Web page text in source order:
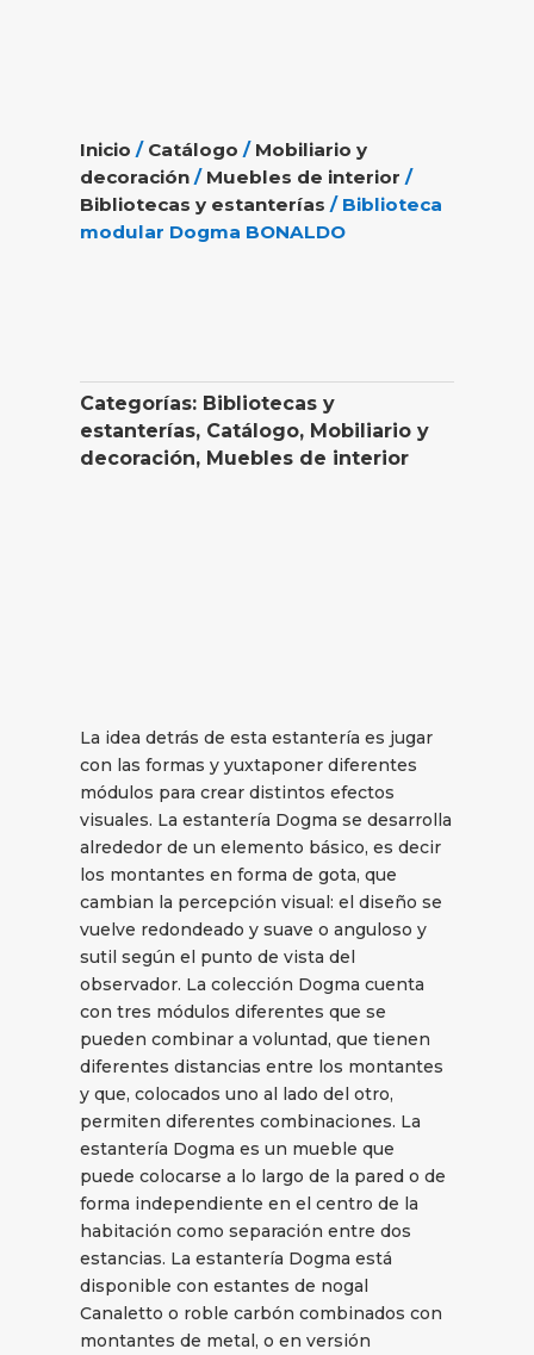
Inicio / Catálogo / Mobiliario y
decoración / Muebles de interior /
Bibliotecas y estanterías / Biblioteca
modular Dogma BONALDO
Categorías: Bibliotecas y
estanterías, Catálogo, Mobiliario y
decoración, Muebles de interior
La idea detrás de esta estantería es jugar
con las formas y yuxtaponer diferentes
módulos para crear distintos efectos
visuales. La estantería Dogma se desarrolla
alrededor de un elemento básico, es decir
los montantes en forma de gota, que
cambian la percepción visual: el diseño se
vuelve redondeado y suave o anguloso y
sutil según el punto de vista del
observador. La colección Dogma cuenta
con tres módulos diferentes que se
pueden combinar a voluntad, que tienen
diferentes distancias entre los montantes
y que, colocados uno al lado del otro,
permiten diferentes combinaciones. La
estantería Dogma es un mueble que
puede colocarse a lo largo de la pared o de
forma independiente en el centro de la
habitación como separación entre dos
estancias. La estantería Dogma está
disponible con estantes de nogal
Canaletto o roble carbón combinados con
montantes de metal, o en versión